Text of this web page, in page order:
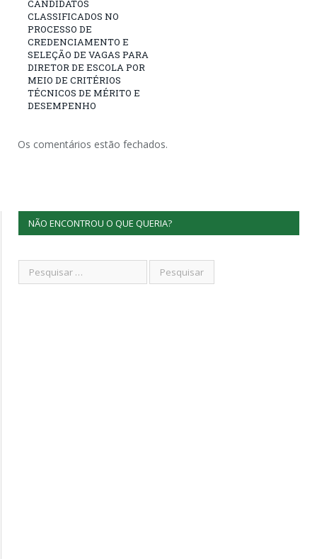
CANDIDATOS
CLASSIFICADOS NO
PROCESSO DE
CREDENCIAMENTO E
SELEÇÃO DE VAGAS PARA
DIRETOR DE ESCOLA POR
MEIO DE CRITÉRIOS
TÉCNICOS DE MÉRITO E
DESEMPENHO
Os comentários estão fechados.
NÃO ENCONTROU O QUE QUERIA?